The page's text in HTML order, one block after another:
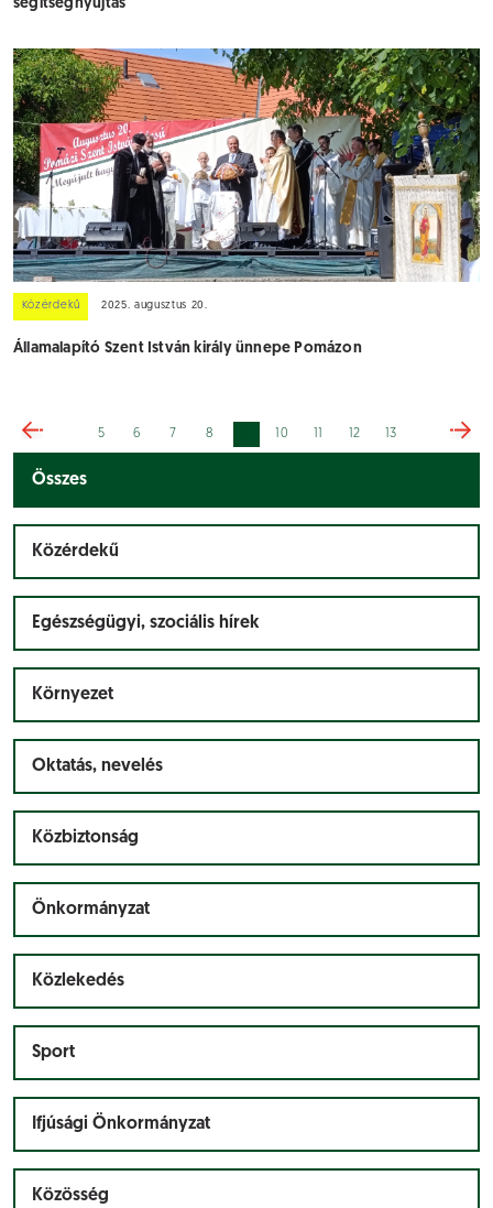
segítségnyújtás
Közérdekű 2025. augusztus 20.
Államalapító Szent István király ünnepe Pomázon
5 6 7 8 10 12 13
Összes
Közérdekű
Egészségügyi, szociális hírek
Környezet
Oktatás, nevelés
Közbiztonság
Önkormányzat
Közlekedés
Sport
Ifjúsági Önkormányzat
Közösség